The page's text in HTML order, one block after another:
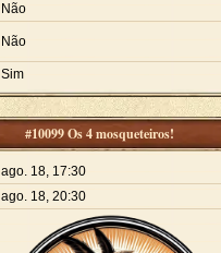
Não
Não
Sim
#10099 Os 4 mosqueteiros!
ago. 18, 17:30
ago. 18, 20:30